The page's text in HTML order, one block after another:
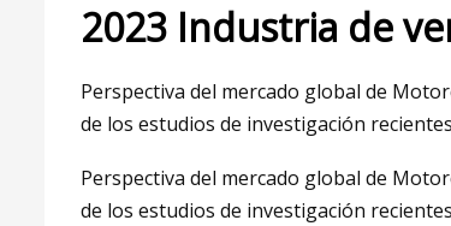
May 29, 2023
Cómo hacer un filtro de aire casero
incendios forestales
2023 Industria de
Perspectiva del mercado global de
de los estudios de investigación
Perspectiva del mercado global de
de los estudios de investigación